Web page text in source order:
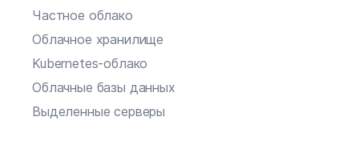
Частное облако
Облачное хранилище
Kubernetes-облако
Облачные базы данных
Выделенные серверы